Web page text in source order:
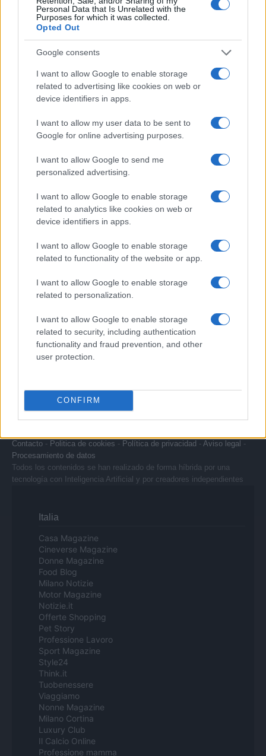
Personal Data that Is Unrelated with the
Purposes for which it was collected.
Opted Out
Google consents
I want to allow Google to enable storage
related to advertising like cookies on web or
device identifiers in apps.
I want to allow my user data to be sent to
Google for online advertising purposes.
I want to allow Google to send me
personalized advertising.
I want to allow Google to enable storage
related to analytics like cookies on web or
device identifiers in apps.
I want to allow Google to enable storage
related to functionality of the website or app.
I want to allow Google to enable storage
related to personalization.
I want to allow Google to enable storage
related to security, including authentication
functionality and fraud prevention, and other
user protection.
CONFIRM
de la quinta parte de Rápido y
Furioso
27 febrero, 2020
El elenco de Fast Five desembarca
en Río de Janeiro
25 febrero, 2020
2 »
Últimas Noticias
Síguenos en Facebook
Actualidad.es es la gran fuente de información social. Actualidad,
televisión, crónica, deportes, gente, política y todas las noticias sobre
Para señalar a la redacción de cualquier error en el uso del material
Copyright © 2024 | Actualidad.es - Publicado en España porAdHub
Contacto - Politica de cookies - Política de privacidad - Aviso legal -
Procesamiento de datos
Todos los contenidos se han realizado de forma híbrida por una
tecnología con Inteligencia Artificial y por creadores independientes
Italia
Casa Magazine
Cineverse Magazine
Donne Magazine
Food Blog
Milano Notizie
Motor Magazine
Notizie.it
Offerte Shopping
Pet Story
Professione Lavoro
Sport Magazine
Style24
Think.it
Tuobenessere
Viaggiamo
Nonne Magazine
Milano Cortina
Luxury Club
Il Calcio Online
Professione mamma